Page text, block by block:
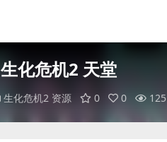
生化危机2 天堂
生化危机2 资源 0 0 125